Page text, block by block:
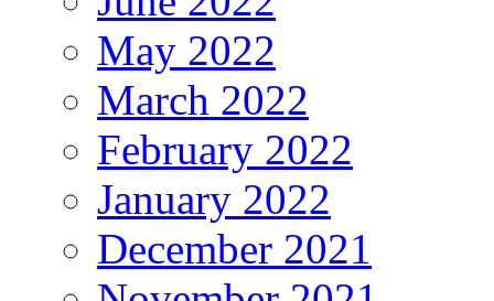
May 2022
March 2022
February 2022
January 2022
December 2021